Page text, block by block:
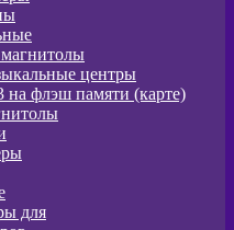
центры
на флэш памяти (карте)
для